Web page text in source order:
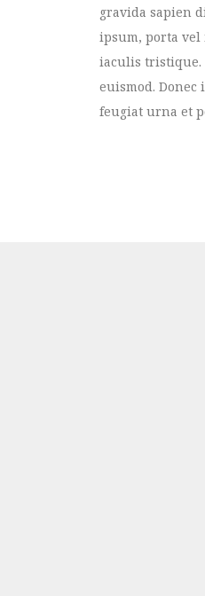
gravida sapien
ipsum, porta
iaculis tristique.
euismod.
feugiat urna et